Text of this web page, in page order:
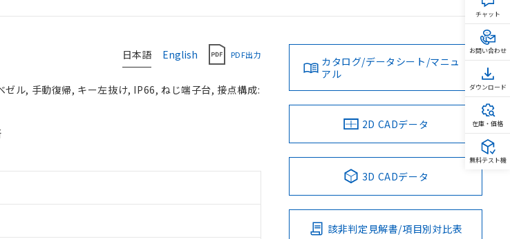
日本語 English PDF出力
ル, 手動復帰, キー左抜け, IP66, ねじ端子台, 接点構成:
カタログ/データシート/マニュ
アル
2D CADデータ
3D CADデータ
該非判定見解書/項目別対比表
チャット
お問い合わせ
ダウンロード
在庫・価格
無料テスト機